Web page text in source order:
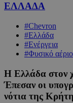
ΕΛΛΑΔΑ
#Chevron
#Ελλάδα
#Ενέργεια
#Φυσικό αέριο
Η Ελλάδα στον
Έπεσαν οι
νότια της